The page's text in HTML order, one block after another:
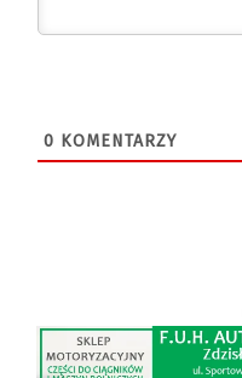
0 KOMENTARZY